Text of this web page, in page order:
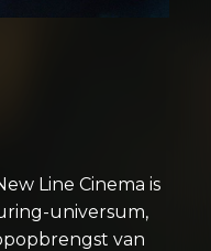
Line Cinema is
universum,
van